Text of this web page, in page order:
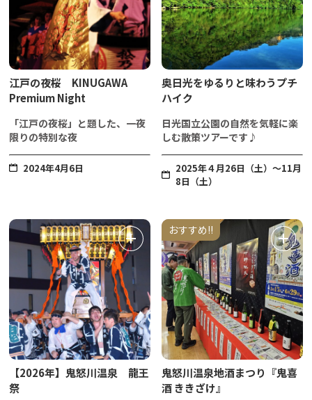
江戸の夜桜 KINUGAWA
Premium Night
「江戸の夜桜」と題した、一夜
限りの特別な夜
2024年4月6日
奥日光をゆるりと味わうプチ
ハイク
日光国立公園の自然を気軽に楽
しむ散策ツアーです♪
2025年４月26日（土）～11月
8日（土）
【2026年】鬼怒川温泉 龍王
祭
おすすめ!!
鬼怒川温泉地酒まつり『鬼喜
酒 ききざけ』